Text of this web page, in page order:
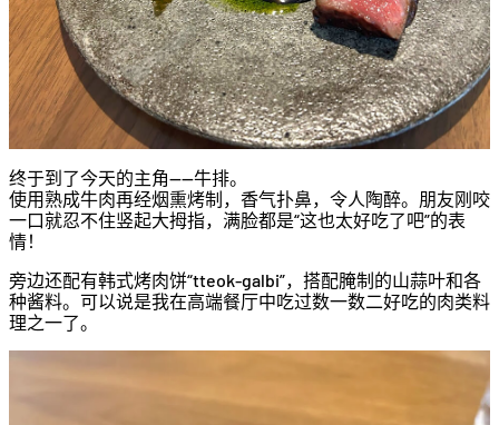
终于到了今天的主角——牛排。
使用熟成牛肉再经烟熏烤制，香气扑鼻，令人陶醉。朋友刚咬
一口就忍不住竖起大拇指，满脸都是“这也太好吃了吧”的表
情！
旁边还配有韩式烤肉饼“tteok-galbi”，搭配腌制的山蒜叶和各
种酱料。可以说是我在高端餐厅中吃过数一数二好吃的肉类料
理之一了。